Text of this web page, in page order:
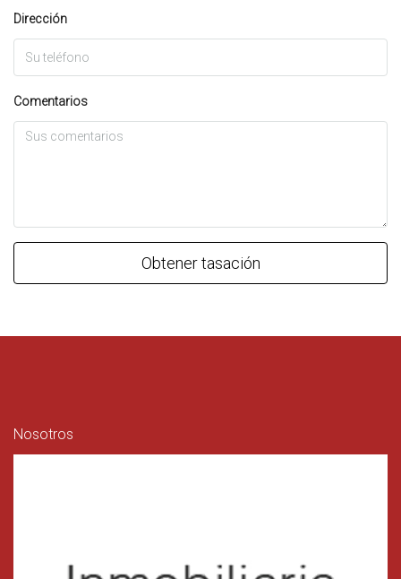
Dirección
Comentarios
Obtener tasación
Nosotros